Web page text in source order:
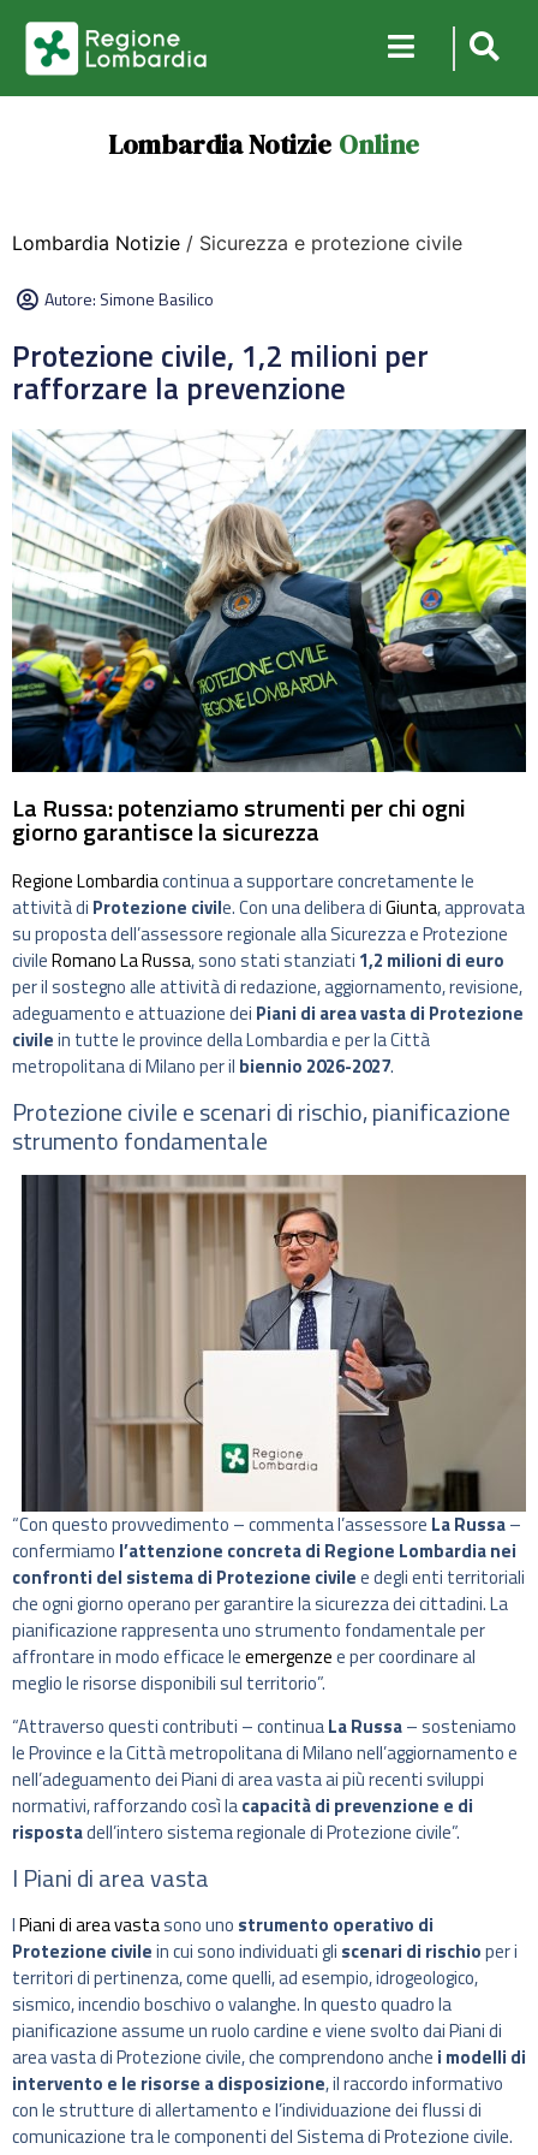
Lombardia Notizie Online
Lombardia Notizie / Sicurezza e protezione civile
Autore: Simone Basilico
Protezione civile, 1,2 milioni per
rafforzare la prevenzione
La Russa: potenziamo strumenti per chi ogni
giorno garantisce la sicurezza
Regione Lombardiacontinua a supportare concretamente le
attività di Protezione civile. Con una delibera diGiunta, approvata
su proposta dell’assessore regionale alla Sicurezza e Protezione
civileRomano La Russa, sono stati stanziati 1,2 milioni di euro
per il sostegno alle attività di redazione, aggiornamento, revisione,
adeguamento e attuazione dei Piani di area vasta di Protezione
civilein tutte le province della Lombardia e per la Città
metropolitana di Milano per il biennio 2026-2027.
Protezione civile e scenari di rischio, pianificazione
strumento fondamentale
“Con questo provvedimento – commenta l’assessore La Russa–
confermiamo l’attenzione concreta di Regione Lombardia nei
confronti del sistema di Protezione civilee degli enti territoriali
che ogni giorno operano per garantire la sicurezza dei cittadini. La
pianificazione rappresenta uno strumento fondamentale per
affrontare in modo efficace leemergenzee per coordinare al
meglio le risorse disponibili sul territorio”.
“Attraverso questi contributi – continuaLa Russa– sosteniamo
le Province e la Città metropolitana di Milano nell’aggiornamento e
nell’adeguamento dei Piani di area vasta ai più recenti sviluppi
normativi, rafforzando così lacapacità di prevenzione e di
rispostadell’intero sistema regionale di Protezione civile”.
I Piani di area vasta
IPiani di area vastasono uno strumento operativo di
Protezione civilein cui sono individuati gli scenari di rischioper i
territori di pertinenza, come quelli, ad esempio, idrogeologico,
sismico, incendio boschivo o valanghe. In questo quadro la
pianificazione assume un ruolo cardine e viene svolto dai Piani di
area vasta di Protezione civile, che comprendono anche i modelli di
intervento e le risorse a disposizione, il raccordo informativo
con le strutture di allertamento e l’individuazione dei flussi di
comunicazione tra le componenti del Sistema di Protezione civile.